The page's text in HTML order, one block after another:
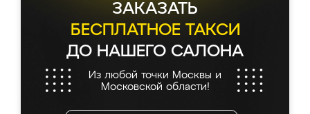
ЗАКАЗАТЬ
БЕСПЛАТНОЕ ТАКСИ
ДО НАШЕГО САЛОНА
Из любой точки Москвы и
Московской области!